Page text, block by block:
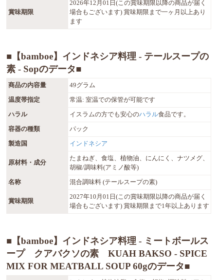
賞味期限
2026年12月01日(この賞味期限以降の商品が届く
場合もございます) 賞味期限まで一ヶ月以上あり
ます
■【bamboe】インドネシア料理 - テールスープの
素 - Sopのデータ■
商品の内容量 49グラム
温度帯指定 常温: 室温での保管が可能です
ハラル イスラムの方でも安心のハラル食品です。
容器の種類 パック
製造国 インドネシア
原材料・成分
たまねぎ、食塩、植物油、にんにく、ナツメグ、
胡椒/調味料(アミノ酸等)
名称 混合調味料 (テールスープの素)
賞味期限
2027年10月01日(この賞味期限以降の商品が届く
場合もございます) 賞味期限まで1年以上あります
■【bamboe】インドネシア料理 - ミートボールス
ープ クアバクソの素 KUAH BAKSO - SPICE
MIX FOR MEATBALL SOUP 60gのデータ■